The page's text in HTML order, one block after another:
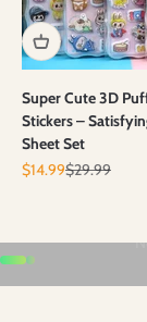
Super Cute 3D
Stickers –
Sheet Set
Angebot
$14.99Regulärer Preis
$29.99
Gehe zu Element 1
Gehe zu Element 2